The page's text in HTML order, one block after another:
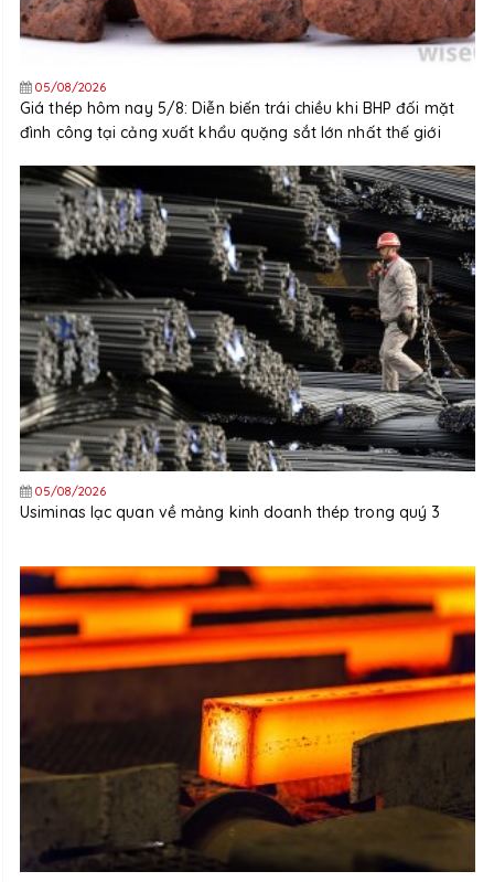
05/08/2026
Giá thép hôm nay 5/8: Diễn biến trái chiều khi BHP đối mặt
đình công tại cảng xuất khẩu quặng sắt lớn nhất thế giới
05/08/2026
Usiminas lạc quan về mảng kinh doanh thép trong quý 3